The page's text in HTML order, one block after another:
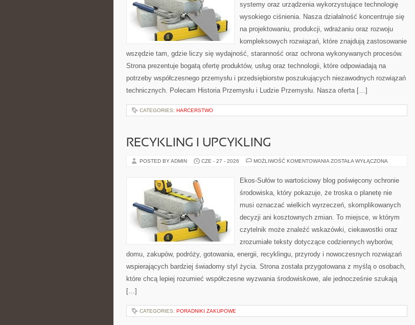
systemy oraz urządzenia wykorzystujące technologię
wysokiego ciśnienia. Nasza działalność koncentruje się
na projektowaniu, produkcji, wdrażaniu oraz rozwoju
kompleksowych rozwiązań, które znajdują zastosowanie
wszędzie tam, gdzie liczy się wydajność, staranność oraz ochrona wykonywanych procesów.
Strona prezentuje bogatą ofertę produktów, usług oraz technologii, które odpowiadają na
potrzeby współczesnego przemysłu i przedsiębiorstw poszukujących niezawodnych rozwiązań
technicznych. Polecam Historia Przemysłu i Ludzie Przemysłu. Nasza oferta […]
CATEGORIES: HARCERSTWO
RECYKLING I UPCYKLING
POSTED BY ADMIN CZE - 27 - 2026 MOŻLIWOŚĆ KOMENTOWANIA RECYKLING
ZOSTAŁA WYŁĄCZONA
Ekos-Sułów to wartościowy blog poświęcony ochronie
środowiska, który pokazuje, że troska o planetę nie
musi oznaczać wielkich wyrzeczeń, skomplikowanych
decyzji ani kosztownych zmian. To miejsce, w którym
czytelnik może znaleźć wskazówki, ciekawostki oraz
zrozumiałe teksty dotyczące codziennych wyborów,
domu, zakupów, podróży, gotowania, energii, recyklingu, przyrody i nowoczesnych rozwiązań
wspierających bardziej świadomy styl życia. Strona została przygotowana z myślą o osobach,
które chcą lepiej rozumieć współczesne wyzwania środowiskowe, ale jednocześnie szukają
[…]
CATEGORIES: PORADNIKI ZAKUPOWE